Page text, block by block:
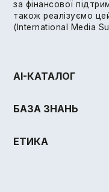
за фінансової
також реалізуємо
(International Media
AI-КАТАЛОГ
БАЗА ЗНАНЬ
ЕТИКА